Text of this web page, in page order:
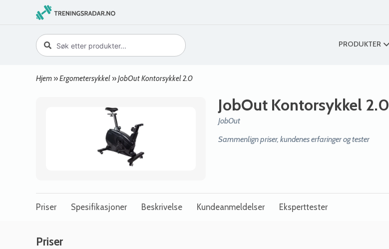
PRODUKTER
Hjem »Ergometersykkel »JobOut Kontorsykkel 2.0
JobOut Kontorsykkel 2.0
JobOut
Sammenlign priser, kundenes erfaringer og tester
Priser Spesifikasjoner Beskrivelse Kundeanmeldelser Eksperttester
Priser